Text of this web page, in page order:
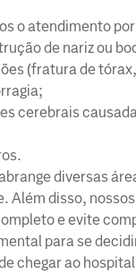
o atendimento
de nariz ou
(fratura de
cerebrais
diversas
Além disso,
e evite
para se
chegar ao